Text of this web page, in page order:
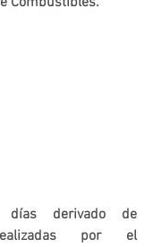
derivado de
por el